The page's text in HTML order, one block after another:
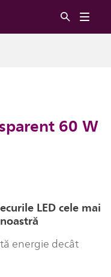
60 W
LED cele mai
energie decât